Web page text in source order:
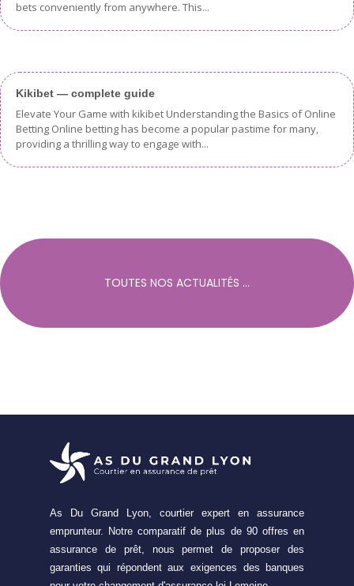
bets conveniently from anywhere. This...
Kikibet — complete guide
Elevate Your Game with kikibet Understanding the Basics of Online
Betting Online betting has become a popular pastime for many,
providing a thrilling way to engage with...
TOUTES NOS ACTUALITÉS ...
As Du Grand Lyon, courtier expert en assurance
emprunteur. Notre comparatif de plus de 90 offres en
assurance de prêt, nous permet de proposer des
garanties qui répondent aux exigences des banques